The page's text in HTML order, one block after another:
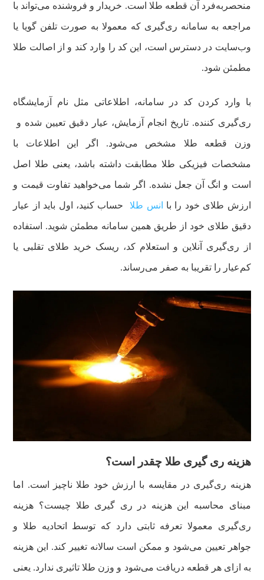
منحصر‌به‌فرد آن قطعه طلا است. خریدار و فروشنده می‌تواند با
مراجعه به سامانه ری‌گیری که معمولا به صورت تلفن گویا یا
وب‌سایت در دسترس است، این کد را وارد کند و از اصالت طلا
مطمئن شود.
با وارد کردن کد در سامانه، اطلاعاتی مثل نام آزمایشگاه
ری‌گیری کننده. تاریخ انجام آزمایش، عیار دقیق تعیین شده و
وزن قطعه طلا مشخص می‌شود. اگر این اطلاعات با
مشخصات فیزیکی طلا مطابقت داشته باشد، یعنی طلا اصل
است و انگ آن جعل نشده. اگر شما می‌خواهید تفاوت قیمت و
ارزش طلای خود را با انس طلا حساب کنید، اول باید از عیار
دقیق طلای خود از طریق همین سامانه مطمئن شوید. استفاده
از ری‌گیری آنلاین و استعلام کد، ریسک خرید طلای تقلبی یا
کم‌عیار را تقریبا به صفر می‌رساند.
هزینه ری گیری طلا چقدر است؟
هزینه ری‌گیری در مقایسه با ارزش خود طلا ناچیز است. اما
مبنای محاسبه این هزینه در ری گیری طلا چیست؟ هزینه
ری‌گیری معمولا تعرفه ثابتی دارد که توسط اتحادیه طلا و
جواهر تعیین می‌شود و ممکن است سالانه تغییر کند. این هزینه
به ازای هر قطعه دریافت می‌شود و وزن طلا تاثیری ندارد. یعنی